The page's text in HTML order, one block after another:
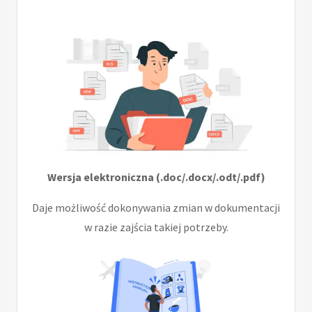
Wersja elektroniczna (.doc/.docx/.odt/.pdf)
Daje możliwość dokonywania zmian w dokumentacji
w razie zajścia takiej potrzeby.